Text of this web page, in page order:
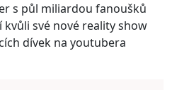
s půl miliardou fanoušků
své nové reality show
dívek na youtubera